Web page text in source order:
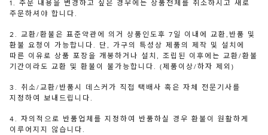
1. 주문 내용을 변경하고 싶은 경우에는 상품전체를 취소하시고 새로
주문하셔야 합니다.
2. 교환/환불은 표준약관에 의거 상품인도후 7일 이내에 교환,반품 및
환불 요청이 가능합니다. 단, 가구의 특성상 제품의 제작 및 설치에
따른 이유로 상품 포장을 개봉하거나 설치, 조립된 이후에는 교환/환불
기간이라도 교환 및 환불이 불가능합니다. (제품이상/하자 제외)
3. 취소/교환/반품시 데스커가 직접 택배사 혹은 자체 전문기사를
지정하여 보내드립니다.
4. 자의적으로 반품업체를 지정하여 반품하실 경우 환불이 원활하게
이루어지지 않습니다.